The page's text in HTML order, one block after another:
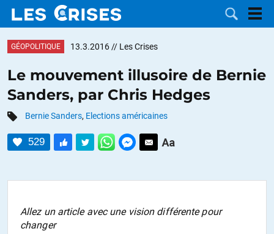
DOSSIERS
CATÉGORIES
CONTACTER
FAIRE UN
GÉOPOLITIQUE 13.3.2016 // Les Crises
Le mouvement illusoire de Bernie
Sanders, par Chris Hedges
Bernie Sanders, Elections américaines
529
Allez un article avec une vision différente pour
changer